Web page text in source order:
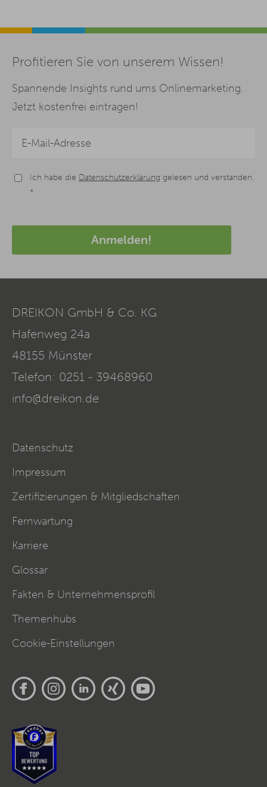
Profitieren Sie von unserem Wissen!
Spannende Insights rund ums Onlinemarketing.
Jetzt kostenfrei eintragen!
Ich habe die Datenschutzerklärung gelesen und verstanden.
*
Anmelden!
DREIKON GmbH & Co. KG
Hafenweg 24a
48155 Münster
Telefon: 0251 - 39468960
info@dreikon.de
Datenschutz
Impressum
Zertifizierungen & Mitgliedschaften
Fernwartung
Karriere
Glossar
Fakten & Unternehmensprofil
Themenhubs
Cookie-Einstellungen